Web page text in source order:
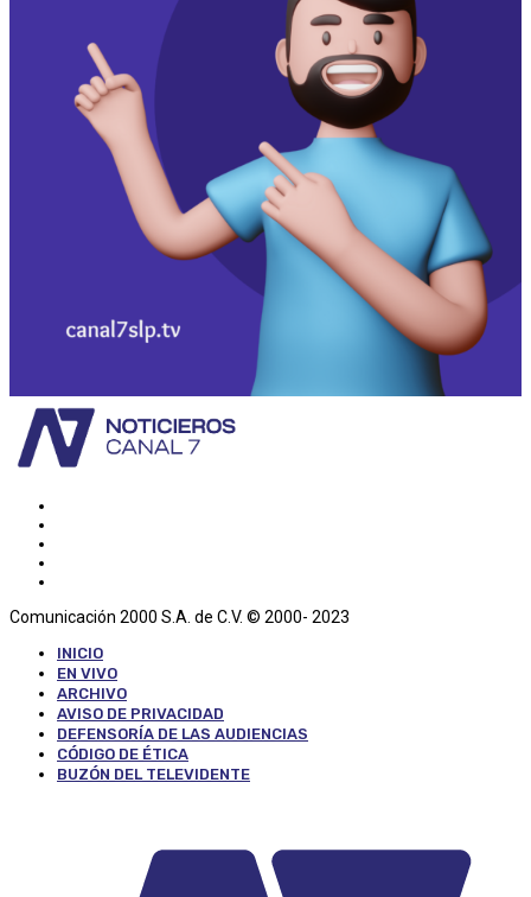
Comunicación 2000 S.A. de C.V. © 2000- 2023
INICIO
EN VIVO
ARCHIVO
AVISO DE PRIVACIDAD
DEFENSORÍA DE LAS AUDIENCIAS
CÓDIGO DE ÉTICA
BUZÓN DEL TELEVIDENTE